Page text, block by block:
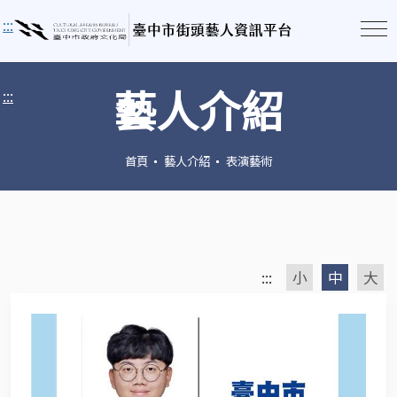
:::
::: 藝人介紹
首頁 藝人介紹 表演藝術
::: 小 中 大